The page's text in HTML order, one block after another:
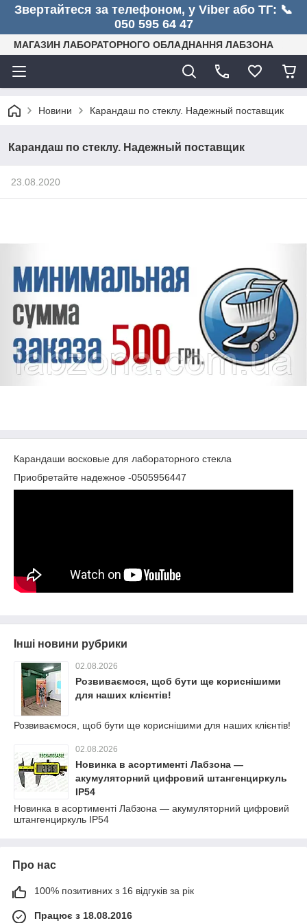
Звертайтеся за телефоном, у Viber або ТГ: 📞
050 595 64 47
МАГАЗИН ЛАБОРАТОРНОГО ОБЛАДНАННЯ ЛАБЗОНА
Новини Карандаш по стеклу. Надежный поставщик
Карандаш по стеклу. Надежный поставщик
23.08.2020
Карандаши восковые для лабораторного стекла
Приобретайте надежное -0505956447
Інші новини рубрики
02.08.2026
Розвиваємося, щоб бути ще кориснішими
для наших клієнтів!
Розвиваємося, щоб бути ще кориснішими для наших клієнтів!
02.08.2026
Новинка в асортименті Лабзона —
акумуляторний цифровий штангенциркуль
IP54
Новинка в асортименті Лабзона — акумуляторний цифровий
штангенциркуль IP54
Про нас
100% позитивних з 16 відгуків за рік
Працює з 18.08.2016